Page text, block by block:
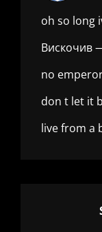
oh so long
Вискочив
no
don t let it
live from a